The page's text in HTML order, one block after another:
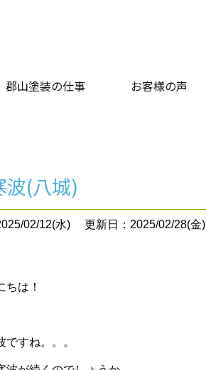
郡山塗装の仕事 お客様の声
波(八城)
02/12(水) 更新日：2025/02/28(金)
ちは！
ですね。。。